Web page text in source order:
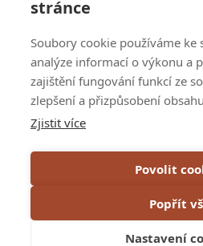
stránce
Soubory cookie používáme ke
analýze informací o výkonu a
zajištění fungování funkcí ze
zlepšení a přizpůsobení
Zjistit více
Povolit
Popřít
Nastavení
Napsali
VOP
GDPR &